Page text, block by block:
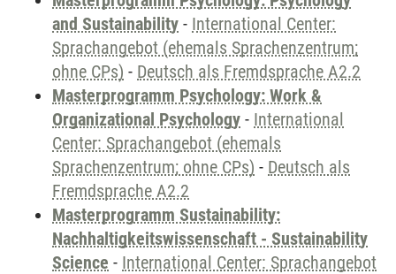
and Sustainability - International Center:
Sprachangebot (ehemals Sprachenzentrum;
ohne CPs) - Deutsch als Fremdsprache A2.2
Masterprogramm Psychology: Work &
Organizational Psychology - International
Center: Sprachangebot (ehemals
Sprachenzentrum; ohne CPs) - Deutsch als
Fremdsprache A2.2
Masterprogramm Sustainability:
Nachhaltigkeitswissenschaft - Sustainability
Science - International Center: Sprachangebot